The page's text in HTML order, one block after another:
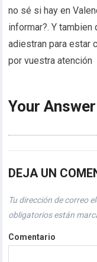
no sé si hay en
informar?. Y
adiestran para estar
por vuestra atención
Your Answer
DEJA UN
Tu dirección de correo
obligatorios están
Comentario